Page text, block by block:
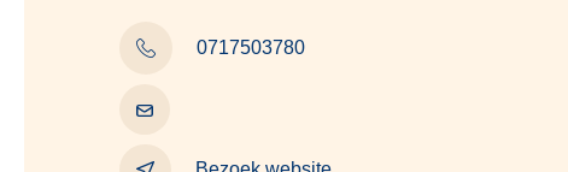
0717503780